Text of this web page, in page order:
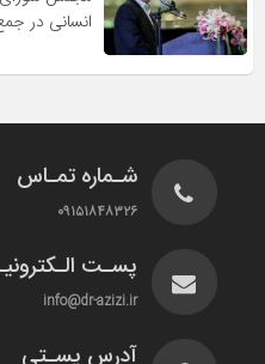
انسانى در
شـماره تمـاس
۰۹۱۵۱۸۴۸۳۲۶
پسـت
info@dr-azizi.ir
آدرس پسـتی